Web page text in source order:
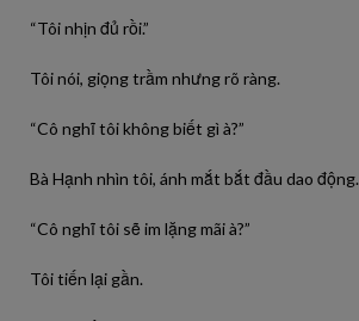
“Tôi nhịn đủ rồi.”
Tôi nói, giọng trầm nhưng rõ ràng.
“Cô nghĩ tôi không biết gì à?”
Bà Hạnh nhìn tôi, ánh mắt bắt đầu dao động.
“Cô nghĩ tôi sẽ im lặng mãi à?”
Tôi tiến lại gần.